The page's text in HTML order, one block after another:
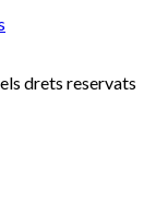
drets reservats